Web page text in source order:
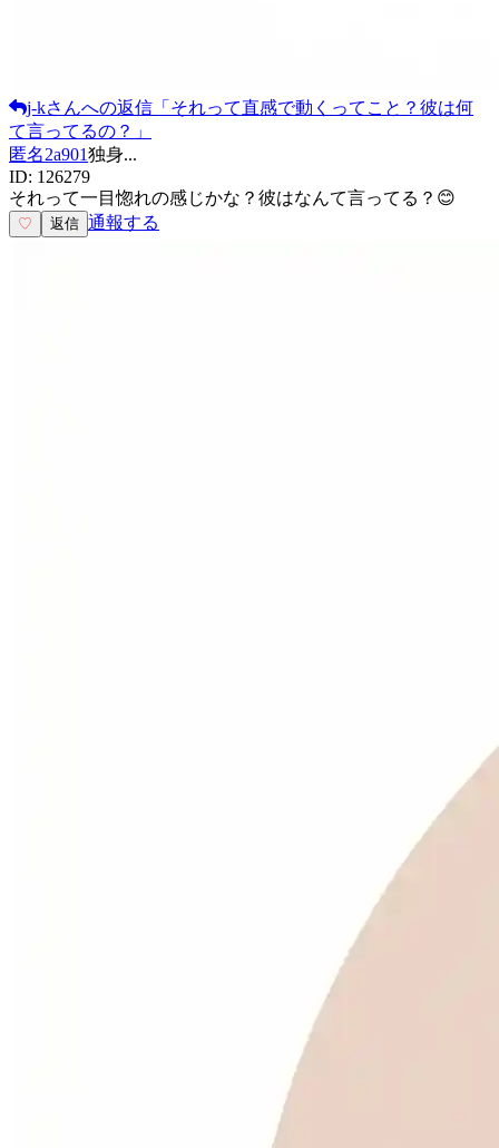
j-kさんへの返信 「 それって直感で動くってこと？彼は何
て言ってるの？ 」
匿名2a901独身...
ID: 126279
それって一目惚れの感じかな？彼はなんて言ってる？😊
♡ 返信 通報する